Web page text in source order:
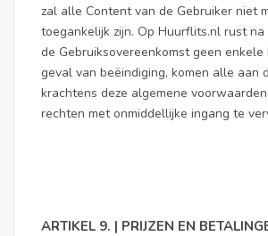
zal alle Content van de Gebruiker niet
toegankelijk zijn. Op Huurflits.nl rust na
de Gebruiksovereenkomst geen
geval van beëindiging, komen alle aan
krachtens deze algemene
rechten met onmiddellijke ingang te
ARTIKEL 9. | PRIJZEN EN